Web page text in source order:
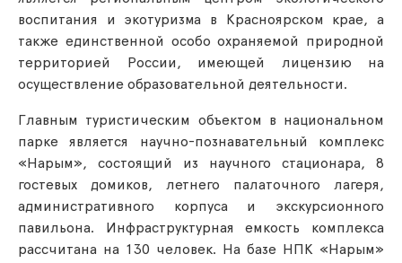
воспитания и экотуризма в Красноярском крае, а
также единственной особо охраняемой природной
территорией России, имеющей лицензию на
осуществление образовательной деятельности.
Главным туристическим объектом в национальном
парке является научно-познавательный комплекс
«Нарым», состоящий из научного стационара, 8
гостевых домиков, летнего палаточного лагеря,
административного корпуса и экскурсионного
павильона. Инфраструктурная емкость комплекса
рассчитана на 130 человек. На базе НПК «Нарым»